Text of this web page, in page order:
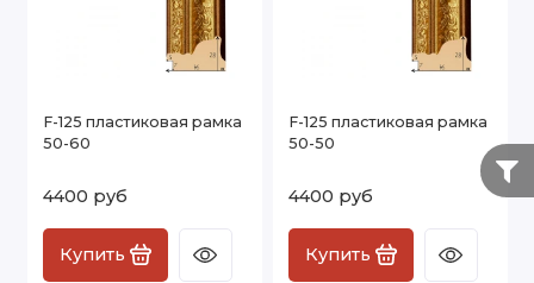
F-125 пластиковая рамка
50-60
4400 руб
Купить
F-125 пластиковая рамка
50-50
4400 руб
Купить